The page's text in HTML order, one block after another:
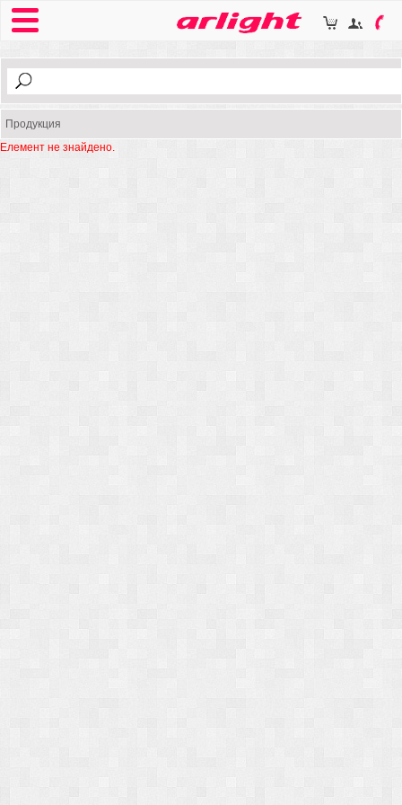
Продукция
Елемент не знайдено.